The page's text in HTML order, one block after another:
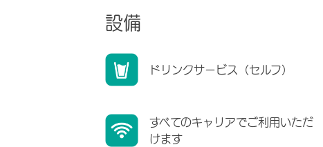
設備
ドリンクサービス（セルフ）
すべてのキャリアでご利用いただ
けます